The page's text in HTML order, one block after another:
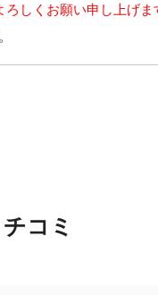
しくお願い申し上げま
コミ